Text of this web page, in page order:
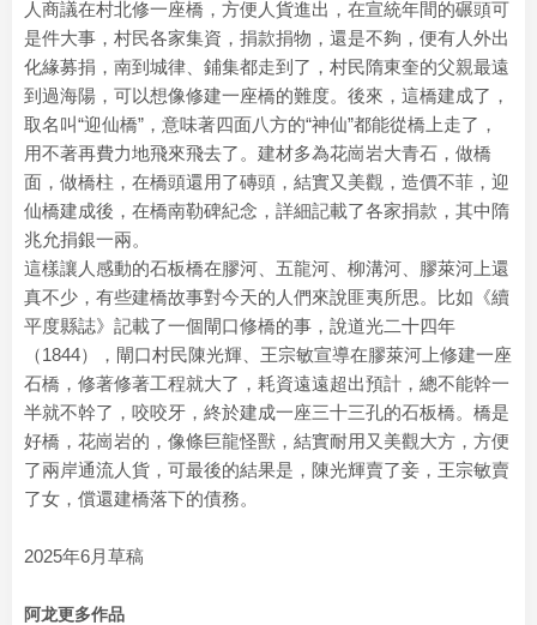
人商議在村北修一座橋，方便人貨進出，在宣統年間的碾頭可
是件大事，村民各家集資，捐款捐物，還是不夠，便有人外出
化緣募捐，南到城律、鋪集都走到了，村民隋東奎的父親最遠
到過海陽，可以想像修建一座橋的難度。後來，這橋建成了，
取名叫“迎仙橋”，意味著四面八方的“神仙”都能從橋上走了，
用不著再費力地飛來飛去了。建材多為花崗岩大青石，做橋
面，做橋柱，在橋頭還用了磚頭，結實又美觀，造價不菲，迎
仙橋建成後，在橋南勒碑紀念，詳細記載了各家捐款，其中隋
兆允捐銀一兩。
這樣讓人感動的石板橋在膠河、五龍河、柳溝河、膠萊河上還
真不少，有些建橋故事對今天的人們來說匪夷所思。比如《續
平度縣誌》記載了一個閘口修橋的事，說道光二十四年
（1844），閘口村民陳光輝、王宗敏宣導在膠萊河上修建一座
石橋，修著修著工程就大了，耗資遠遠超出預計，總不能幹一
半就不幹了，咬咬牙，終於建成一座三十三孔的石板橋。橋是
好橋，花崗岩的，像條巨龍怪獸，結實耐用又美觀大方，方便
了兩岸通流人貨，可最後的結果是，陳光輝賣了妾，王宗敏賣
了女，償還建橋落下的債務。
2025年6月草稿
阿龙更多作品